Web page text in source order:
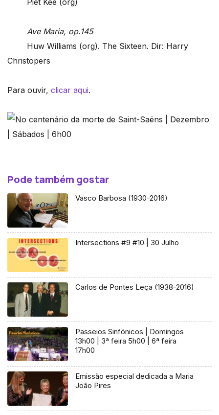
Piet Kee (org)
Ave Maria, op.145
Huw Williams (org). The Sixteen. Dir: Harry
Christopers
Para ouvir, clicar aqui.
Pode também gostar
Vasco Barbosa (1930-2016)
Intersections #9 #10 | 30 Julho
Carlos de Pontes Leça (1938-2016)
Passeios Sinfónicos | Domingos
13h00 | 3ª feira 5h00 | 6ª feira
17h00
Emissão especial dedicada a Maria
João Pires